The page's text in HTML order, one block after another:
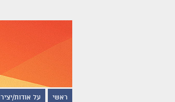
ראשי על אודות/